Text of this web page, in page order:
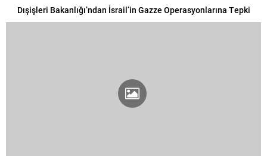
Dışişleri Bakanlığı’ndan İsrail’in Gazze Operasyonlarına Tepki